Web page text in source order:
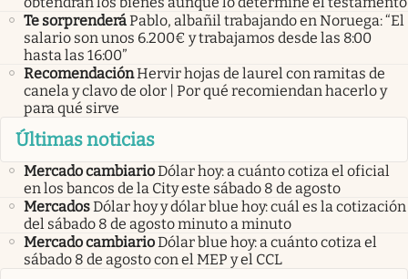
Te sorprenderáPablo, albañil trabajando en Noruega: “El
salario son unos 6.200€ y trabajamos desde las 8:00
hasta las 16:00”
RecomendaciónHervir hojas de laurel con ramitas de
canela y clavo de olor | Por qué recomiendan hacerlo y
para qué sirve
Últimas noticias
Mercado cambiarioDólar hoy: a cuánto cotiza el oficial
en los bancos de la City este sábado 8 de agosto
MercadosDólar hoy y dólar blue hoy: cuál es la cotización
del sábado 8 de agosto minuto a minuto
Mercado cambiarioDólar blue hoy: a cuánto cotiza el
sábado 8 de agosto con el MEP y el CCL